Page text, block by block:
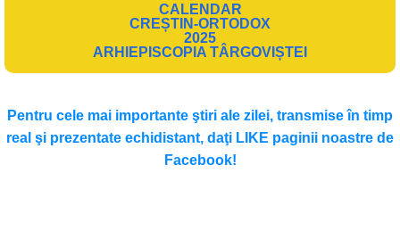
CALENDAR
CREȘTIN-ORTODOX
2025
ARHIEPISCOPIA TÂRGOVIȘTEI
Pentru cele mai importante ştiri ale zilei, transmise în timp
real şi prezentate echidistant, daţi LIKE paginii noastre de
Facebook!